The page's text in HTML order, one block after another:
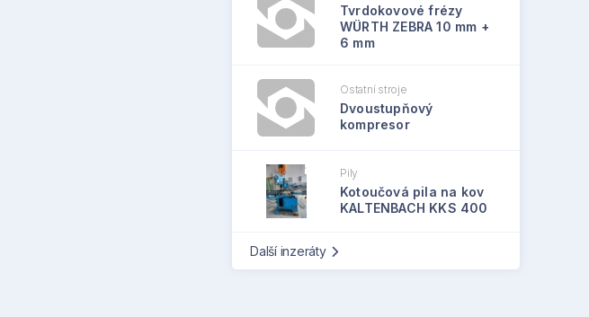
Tvrdokovové frézy
WÜRTH ZEBRA 10 mm +
6 mm
Ostatní stroje
Dvoustupňový
kompresor
Pily
Kotoučová pila na kov
KALTENBACH KKS 400
Další inzeráty